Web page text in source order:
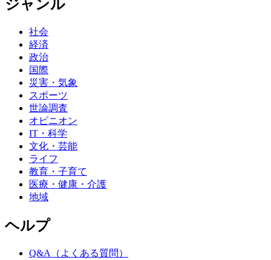
ジャンル
社会
経済
政治
国際
災害・気象
スポーツ
世論調査
オピニオン
IT・科学
文化・芸能
ライフ
教育・子育て
医療・健康・介護
地域
ヘルプ
Q&A（よくある質問）